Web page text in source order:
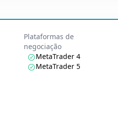
Plataformas de
negociação
MetaTrader 4
MetaTrader 5